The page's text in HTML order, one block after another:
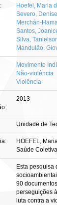
Hoefel, Maria
Severo,
Merchán-
Santos,
Silva,
Mandulão,
Movimento
Não-violência
Violência
2013
Unidade de
HOEFEL,
Saúde
Esta pesquisa
90
perseguições
luta contra a